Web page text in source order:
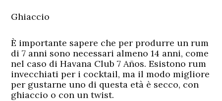
Ghiaccio
È importante sapere che per produrre un rum
di 7 anni sono necessari almeno 14 anni, come
nel caso di Havana Club 7 Años. Esistono rum
invecchiati per i cocktail, ma il modo migliore
per gustarne uno di questa età è secco, con
ghiaccio o con un twist.